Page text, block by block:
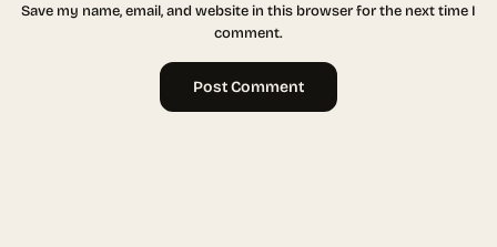
Save my name, email, and website in this browser for the next time I
comment.